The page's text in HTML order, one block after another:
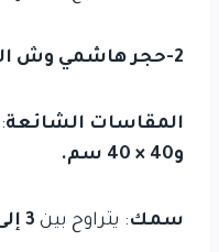
2-حجر هاشمي وش الجبل
المقاسات الشائعة:
و40 × 40 سم.
سمك: يتراوح بين